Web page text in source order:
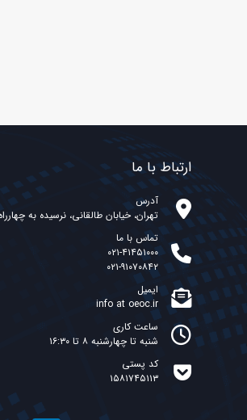
ارتباط با ما
آدرس
تهران، خیابان طالقانی، نرسیده به چهارراه
تماس با ما
۰۲۱-۴۱۴۵۱۰۰۰
۰۲۱-۹۱۰۷۰۸۴۲
ایمیل
info at oeoc.ir
ساعت کاری
شنبه تا چهارشنبه ۸ تا ۱۶:۳۰
کد پستی
۱۵۸۱۷۴۵۱۱۳